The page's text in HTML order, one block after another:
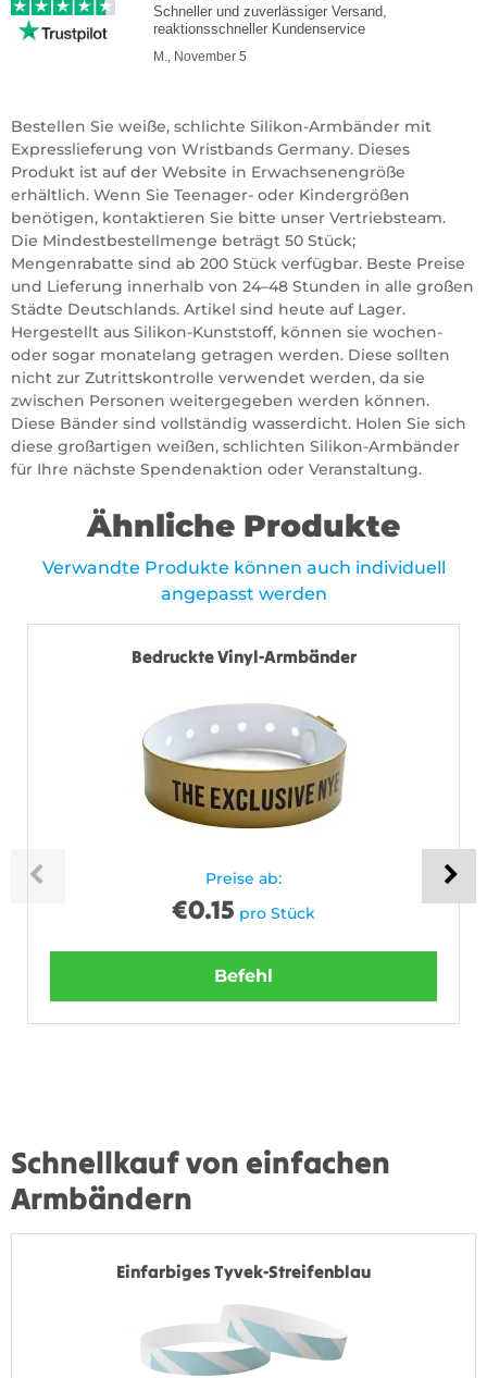
Schneller und zuverlässiger Versand,
reaktionsschneller Kundenservice
M., November 5
Bestellen Sie weiße, schlichte Silikon-Armbänder mit
Expresslieferung von Wristbands Germany. Dieses
Produkt ist auf der Website in Erwachsenengröße
erhältlich. Wenn Sie Teenager- oder Kindergrößen
benötigen, kontaktieren Sie bitte unser Vertriebsteam.
Die Mindestbestellmenge beträgt 50 Stück;
Mengenrabatte sind ab 200 Stück verfügbar. Beste Preise
und Lieferung innerhalb von 24–48 Stunden in alle großen
Städte Deutschlands. Artikel sind heute auf Lager.
Hergestellt aus Silikon-Kunststoff, können sie wochen-
oder sogar monatelang getragen werden. Diese sollten
nicht zur Zutrittskontrolle verwendet werden, da sie
zwischen Personen weitergegeben werden können.
Diese Bänder sind vollständig wasserdicht. Holen Sie sich
diese großartigen weißen, schlichten Silikon-Armbänder
für Ihre nächste Spendenaktion oder Veranstaltung.
Ähnliche Produkte
Verwandte Produkte können auch individuell
angepasst werden
Bedruckte Vinyl-Armbänder
Preise ab:
€0.15 pro Stück
Befehl
Schnellkauf von einfachen
Armbändern
Einfarbiges Tyvek-Streifenblau